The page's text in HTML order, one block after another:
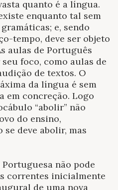
quanto é a língua.
enquanto tal sem
e, sendo
tempo, deve ser objeto
aulas de Português
foco, como aulas de
de textos. O
da língua é sem
em concreção. Logo
“abolir” não
do ensino,
deve abolir, mas
não pode
correntes inicialmente
de uma nova